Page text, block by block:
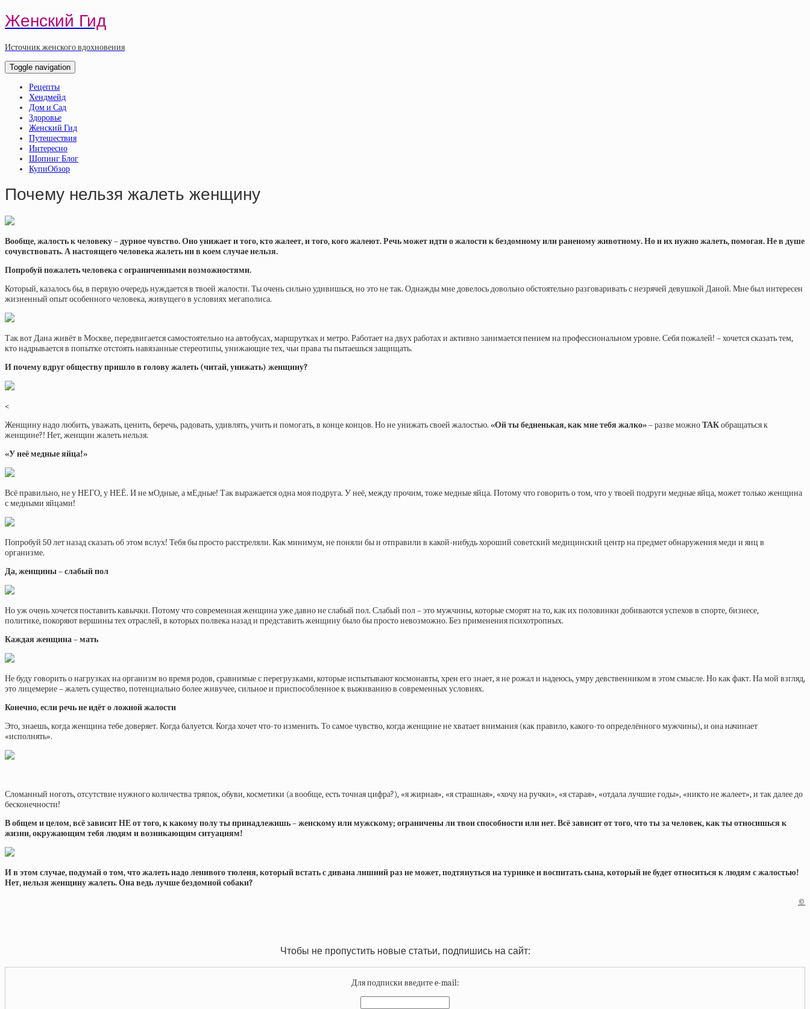
Женский Гид
Источник женского вдохновения
Toggle navigation
Рецепты
Хендмейд
Дом и Сад
Здоровье
Женский Гид
Путешествия
Интересно
Шопинг Блог
КупиОбзор
Почему нельзя жалеть женщину
Вообще, жалость к человеку – дурное чувство. Оно унижает и того, кто жалеет, и того, кого жалеют. Речь может идти о жалости к бездомному или раненому животному. Но и их нужно жалеть, помогая. Не в душе
сочувствовать. А настоящего человека жалеть ни в коем случае нельзя.
Попробуй пожалеть человека с ограниченными возможностями.
Который, казалось бы, в первую очередь нуждается в твоей жалости. Ты очень сильно удивишься, но это не так. Однажды мне довелось довольно обстоятельно разговаривать с незрячей девушкой Даной. Мне был интересен
жизненный опыт особенного человека, живущего в условиях мегаполиса.
Так вот Дана живёт в Москве, передвигается самостоятельно на автобусах, маршрутках и метро. Работает на двух работах и активно занимается пением на профессиональном уровне. Себя пожалей! – хочется сказать тем,
кто надрывается в попытке отстоять навязанные стереотипы, унижающие тех, чьи права ты пытаешься защищать.
И почему вдруг обществу пришло в голову жалеть (читай, унижать) женщину?
<
Женщину надо любить, уважать, ценить, беречь, радовать, удивлять, учить и помогать, в конце концов. Но не унижать своей жалостью. «Ой ты бедненькая, как мне тебя жалко»– разве можноТАКобращаться к
женщине?! Нет, женщин жалеть нельзя.
«У неё медные яйца!»
Всё правильно, не у НЕГО, у НЕЁ. И не мОдные, а мЕдные! Так выражается одна моя подруга. У неё, между прочим, тоже медные яйца. Потому что говорить о том, что у твоей подруги медные яйца, может только женщина
с медными яйцами!
Попробуй 50 лет назад сказать об этом вслух! Тебя бы просто расстреляли. Как минимум, не поняли бы и отправили в какой-нибудь хороший советский медицинский центр на предмет обнаружения меди и яиц в
организме.
Да, женщины – слабый пол
Но уж очень хочется поставить кавычки. Потому что современная женщина уже давно не слабый пол. Слабый пол – это мужчины, которые сморят на то, как их половинки добиваются успехов в спорте, бизнесе,
политике, покоряют вершины тех отраслей, в которых полвека назад и представить женщину было бы просто невозможно. Без применения психотропных.
Каждая женщина – мать
Не буду говорить о нагрузках на организм во время родов, сравнимые с перегрузками, которые испытывают космонавты, хрен его знает, я не рожал и надеюсь, умру девственником в этом смысле. Но как факт. На мой взгляд,
это лицемерие – жалеть существо, потенциально более живучее, сильное и приспособленное к выживанию в современных условиях.
Конечно, если речь не идёт о ложной жалости
Это, знаешь, когда женщина тебе доверяет. Когда балуется. Когда хочет что-то изменить. То самое чувство, когда женщине не хватает внимания (как правило, какого-то определённого мужчины), и она начинает
«исполнять».
Сломанный ноготь, отсутствие нужного количества тряпок, обуви, косметики (а вообще, есть точная цифра?), «я жирная», «я страшная», «хочу на ручки», «я старая», «отдала лучшие годы», «никто не жалеет», и так далее до
бесконечности!
В общем и целом, всё зависит НЕ от того, к какому полу ты принадлежишь – женскому или мужскому; ограничены ли твои способности или нет. Всё зависит от того, что ты за человек, как ты относишься к
жизни, окружающим тебя людям и возникающим ситуациям!
И в этом случае, подумай о том, что жалеть надо ленивого тюленя, который встать с дивана лишний раз не может, подтянуться на турнике и воспитать сына, который не будет относиться к людям с жалостью!
Нет, нельзя женщину жалеть. Она ведь лучше бездомной собаки?
©
Чтобы не пропустить новые статьи, подпишись на сайт:
Для подписки введите e-mail: